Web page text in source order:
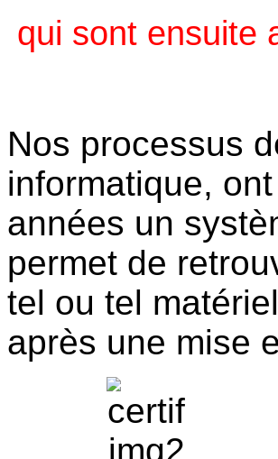
qui sont ensuite
Nos processus
informatique,
années un
permet de
tel ou tel
après une mise